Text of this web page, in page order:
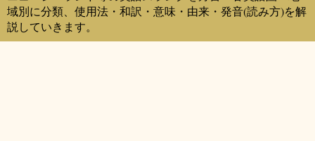
域別に分類、使用法・和訳・意味・由来・発音(読み方)を解
説していきます。